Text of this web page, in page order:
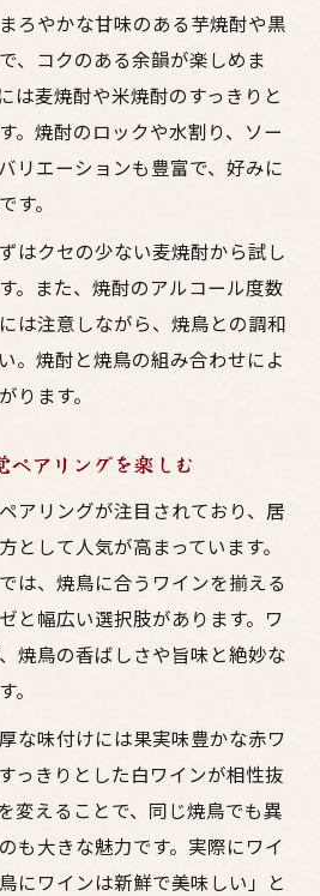
ろやかな甘味のある芋焼酎や黒
、コクのある余韻が楽しめま
は麦焼酎や米焼酎のすっきりと
。焼酎のロックや水割り、ソー
リエーションも豊富で、好みに
す。
はクセの少ない麦焼酎から試し
。また、焼酎のアルコール度数
は注意しながら、焼鳥との調和
。焼酎と焼鳥の組み合わせによ
ります。
ペアリングを楽しむ
アリングが注目されており、居
として人気が高まっています。
は、焼鳥に合うワインを揃える
と幅広い選択肢があります。ワ
焼鳥の香ばしさや旨味と絶妙な
。
な味付けには果実味豊かな赤ワ
っきりとした白ワインが相性抜
変えることで、同じ焼鳥でも異
も大きな魅力です。実際にワイ
にワインは新鮮で美味しい」と